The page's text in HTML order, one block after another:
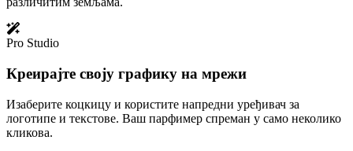
Pro Studio
Креирајте своју графику на мрежи
Изаберите коцкицу и користите напредни уређивач за
логотипе и текстове. Ваш парфимер спреман у само неколико
кликова.